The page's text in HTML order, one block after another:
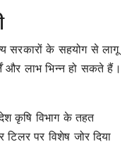
सरकारों के सहयोग से लागू
और लाभ भिन्न हो सकते हैं।
कृषि विभाग के तहत
पर विशेष जोर दिया